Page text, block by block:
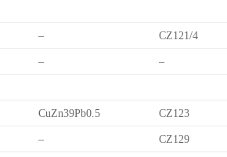
– CZ121/4
– –
CuZn39Pb0.5 CZ123
– CZ129